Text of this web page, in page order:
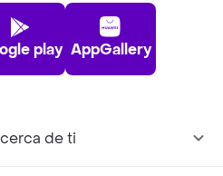
play AppGallery
de ti